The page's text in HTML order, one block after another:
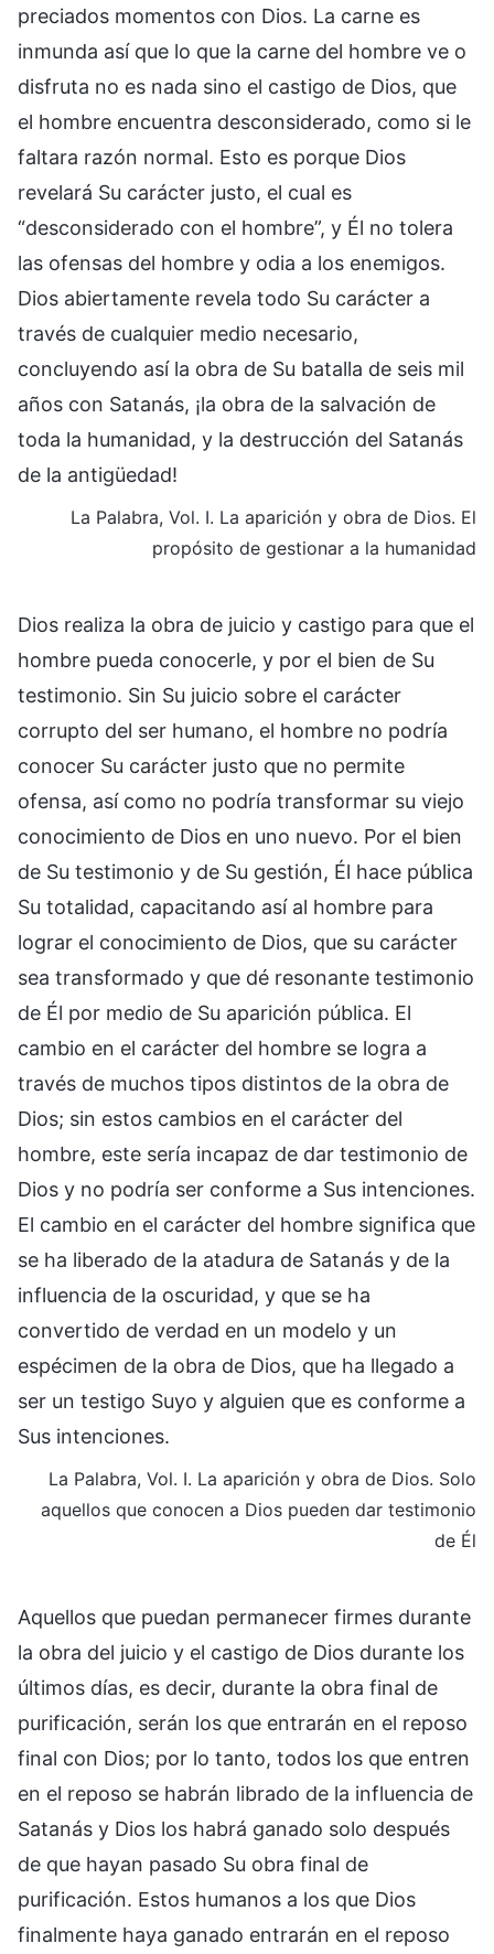
preciados momentos con Dios. La carne es
inmunda así que lo que la carne del hombre ve o
disfruta no es nada sino el castigo de Dios, que
el hombre encuentra desconsiderado, como si le
faltara razón normal. Esto es porque Dios
revelará Su carácter justo, el cual es
“desconsiderado con el hombre”, y Él no tolera
las ofensas del hombre y odia a los enemigos.
Dios abiertamente revela todo Su carácter a
través de cualquier medio necesario,
concluyendo así la obra de Su batalla de seis mil
años con Satanás, ¡la obra de la salvación de
toda la humanidad, y la destrucción del Satanás
de la antigüedad!
La Palabra, Vol. I. La aparición y obra de Dios. El
propósito de gestionar a la humanidad
Dios realiza la obra de juicio y castigo para que el
hombre pueda conocerle, y por el bien de Su
testimonio. Sin Su juicio sobre el carácter
corrupto del ser humano, el hombre no podría
conocer Su carácter justo que no permite
ofensa, así como no podría transformar su viejo
conocimiento de Dios en uno nuevo. Por el bien
de Su testimonio y de Su gestión, Él hace pública
Su totalidad, capacitando así al hombre para
lograr el conocimiento de Dios, que su carácter
sea transformado y que dé resonante testimonio
de Él por medio de Su aparición pública. El
cambio en el carácter del hombre se logra a
través de muchos tipos distintos de la obra de
Dios; sin estos cambios en el carácter del
hombre, este sería incapaz de dar testimonio de
Dios y no podría ser conforme a Sus intenciones.
El cambio en el carácter del hombre significa que
se ha liberado de la atadura de Satanás y de la
influencia de la oscuridad, y que se ha
convertido de verdad en un modelo y un
espécimen de la obra de Dios, que ha llegado a
ser un testigo Suyo y alguien que es conforme a
Sus intenciones.
La Palabra, Vol. I. La aparición y obra de Dios. Solo
aquellos que conocen a Dios pueden dar testimonio
de Él
Aquellos que puedan permanecer firmes durante
la obra del juicio y el castigo de Dios durante los
últimos días, es decir, durante la obra final de
purificación, serán los que entrarán en el reposo
final con Dios; por lo tanto, todos los que entren
en el reposo se habrán librado de la influencia de
Satanás y Dios los habrá ganado solo después
de que hayan pasado Su obra final de
purificación. Estos humanos a los que Dios
finalmente haya ganado entrarán en el reposo